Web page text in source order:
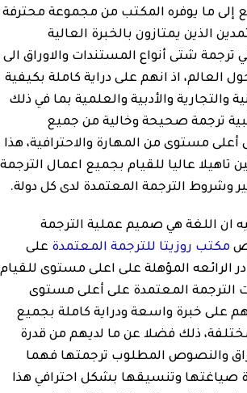
إلى ما يوفره المكتب من مجموعة محترفة
الذين يمتازون بالخبرة العالية
ترجمة شتى أنواع المستندات والاوراق الى
العالم، اذ انهم على دراية كاملة بكيفية
والتجارية والأدبية والعلمية بما في ذلك
ترجمة صحيحة وخالية من جميع
مستوى من المهارة والاحترافية، هذا
تاهيلا عاليا للقيام بجميع اعمال الترجمة
وشروط الترجمة المعتمدة لدى كل دولة.
ان اللغة هي صميم عملية الترجمة
مكتب روزيتا للترجمة المعتمدة على
الرائعه المؤهلة على اعلى مستوى للقيام
الترجمة المعتمدة على أعلى مستوى
على خبرة واسعة ودراية كاملة بجميع
ذلك فضلا عن ما لديهم من قدرة
والنصوص المطلوب ترجمتها فهما
صياغتها وتنسيقها بشكل احترافي هذا